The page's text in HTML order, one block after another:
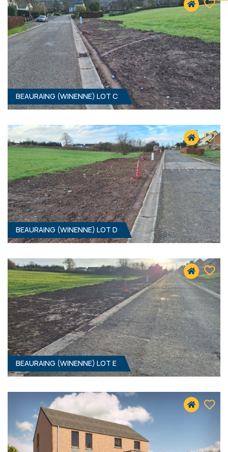
41 900 € HF*
52 900 € HF*
BEAURAING (WINENNE) LOT C
52 900 €
BEAURAING (WINENNE) LOT D
BEAURAING (WINENNE) LOT E